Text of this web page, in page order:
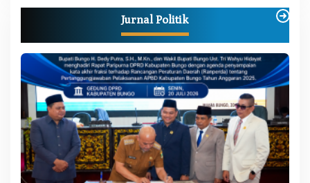
Jurnal Politik